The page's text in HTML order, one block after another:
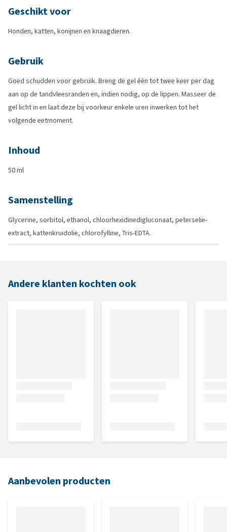
Geschikt voor
Honden, katten, konijnen en knaagdieren.
Gebruik
Goed schudden voor gebruik. Breng de gel één tot twee keer per dag
aan op de tandvleesranden en, indien nodig, op de lippen. Masseer de
gel licht in en laat deze bij voorkeur enkele uren inwerken tot het
volgende eetmoment.
Inhoud
50 ml
Samenstelling
Glycerine, sorbitol, ethanol, chloorhexidinedigluconaat, peterselie-
extract, kattenkruidolie, chlorofylline, Tris-EDTA.
Andere klanten kochten ook
Aanbevolen producten